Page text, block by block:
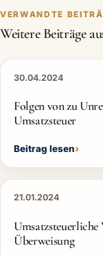
VERWANDTE
Weitere Beiträge
30.04.2024
Folgen von zu
Umsatzsteuer
Beitrag lesen
21.01.2024
Umsatzsteuerliche
Überweisung